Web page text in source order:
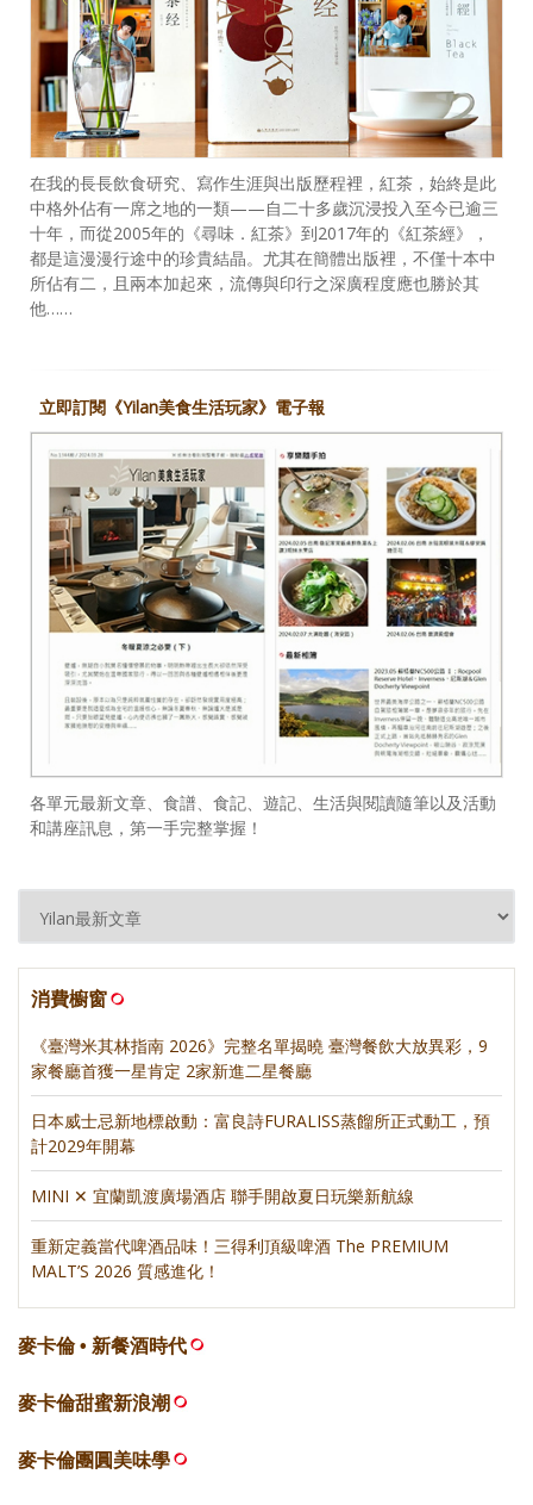
在我的長長飲食研究、寫作生涯與出版歷程裡，紅茶，始終是此
中格外佔有一席之地的一類——自二十多歲沉浸投入至今已逾三
十年，而從2005年的《尋味．紅茶》到2017年的《紅茶經》，
都是這漫漫行途中的珍貴結晶。尤其在簡體出版裡，不僅十本中
所佔有二，且兩本加起來，流傳與印行之深廣程度應也勝於其
他……
立即訂閱《Yilan美食生活玩家》電子報
各單元最新文章、食譜、食記、遊記、生活與閱讀隨筆以及活動
和講座訊息，第一手完整掌握！
消費櫥窗
《臺灣米其林指南 2026》完整名單揭曉 臺灣餐飲大放異彩，9
家餐廳首獲一星肯定 2家新進二星餐廳
日本威士忌新地標啟動：富良詩FURALISS蒸餾所正式動工，預
計2029年開幕
MINI ✕ 宜蘭凱渡廣場酒店 聯手開啟夏日玩樂新航線
重新定義當代啤酒品味！三得利頂級啤酒 The PREMIUM
MALT’S 2026 質感進化！
麥卡倫 • 新餐酒時代
麥卡倫甜蜜新浪潮
麥卡倫團圓美味學